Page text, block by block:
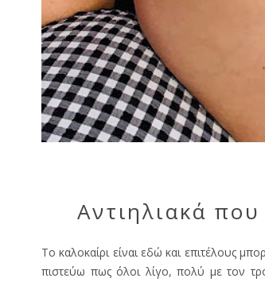
Αντιηλιακά
Το καλοκαίρι είναι εδώ και επιτέλους
πιστεύω πως όλοι λίγο, πολύ με τον